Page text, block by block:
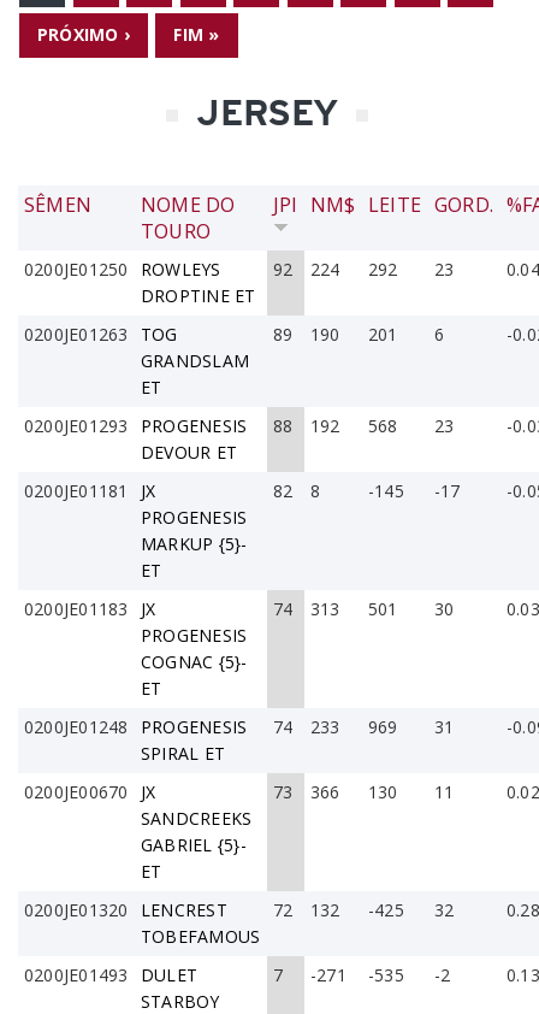
PRÓXIMO › FIM »
JERSEY
SÊMEN
NOME DO
TOURO
JPI NM$ LEITE GORD.
0200JE01250
ROWLEYS
DROPTINE ET
92 224 292 23 0.04
0200JE01263
TOG
GRANDSLAM
ET
89 190 201 6 -
0200JE01293
PROGENESIS
DEVOUR ET
88 192 568 23 -
0200JE01181
JX
PROGENESIS
MARKUP {5}-
ET
82 8 -145 -17 -
0200JE01183
JX
PROGENESIS
COGNAC {5}-
ET
74 313 501 30 0.03
0200JE01248
PROGENESIS
SPIRAL ET
74 233 969 31 -
0200JE00670
JX
SANDCREEKS
GABRIEL {5}-
ET
73 366 130 11 0.02
0200JE01320
LENCREST
TOBEFAMOUS
72 132 -425 32 0.28
0200JE01493
DULET
STARBOY
7 -271 -535 -2 0.13